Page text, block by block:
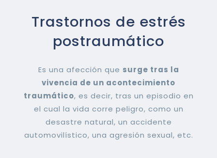
Trastornos de estrés
postraumático
Es una afección que surge tras la
vivencia de un acontecimiento
traumático, es decir, tras un episodio en
el cual la vida corre peligro, como un
desastre natural, un accidente
automovilístico, una agresión sexual, etc.